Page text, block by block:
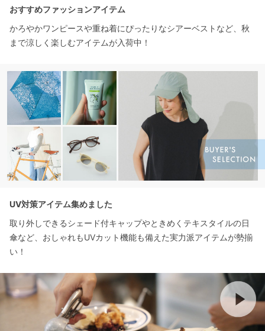
おすすめファッションアイテム
かろやかワンピースや重ね着にぴったりなシアーベストなど、秋
まで涼しく楽しむアイテムが入荷中！
UV対策アイテム集めました
取り外しできるシェード付キャップやときめくテキスタイルの日
傘など、おしゃれもUVカット機能も備えた実力派アイテムが勢揃
い！